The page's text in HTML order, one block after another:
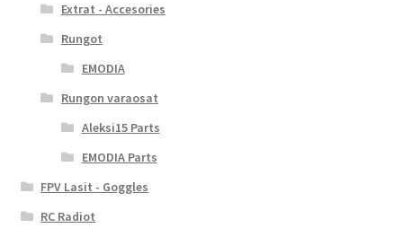
Extrat - Accesories
Rungot
EMODIA
Rungon varaosat
Aleksi15 Parts
EMODIA Parts
FPV Lasit - Goggles
RC Radiot